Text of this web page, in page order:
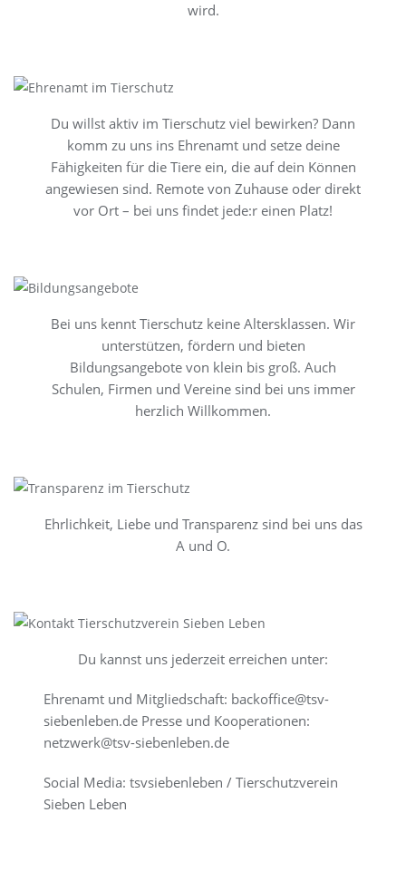
wird.
Du willst aktiv im Tierschutz viel bewirken? Dann
komm zu uns ins Ehrenamt und setze deine
Fähigkeiten für die Tiere ein, die auf dein Können
angewiesen sind. Remote von Zuhause oder direkt
vor Ort – bei uns findet jede:r einen Platz!
Bei uns kennt Tierschutz keine Altersklassen. Wir
unterstützen, fördern und bieten
Bildungsangebote von klein bis groß. Auch
Schulen, Firmen und Vereine sind bei uns immer
herzlich Willkommen.
Ehrlichkeit, Liebe und Transparenz sind bei uns das
A und O.
Du kannst uns jederzeit erreichen unter:
Ehrenamt und Mitgliedschaft: backoffice@tsv-
siebenleben.de Presse und Kooperationen:
netzwerk@tsv-siebenleben.de
Social Media: tsvsiebenleben / Tierschutzverein
Sieben Leben